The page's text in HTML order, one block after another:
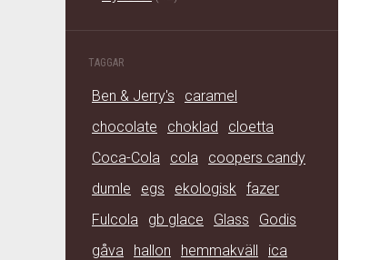
TAGGAR
Ben & Jerry's
caramel
chocolate
choklad
cloetta
Coca-Cola
cola
coopers candy
dumle
egs ekologisk fazer
Fulcola
gb glace Glass
Godis
gåva
hallon hemmakväll
ica